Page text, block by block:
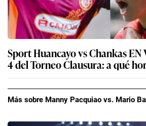
Sport Huancayo vs Chankas
4 del Torneo Clausura: a qué
Más sobre Manny Pacquiao vs. Mario